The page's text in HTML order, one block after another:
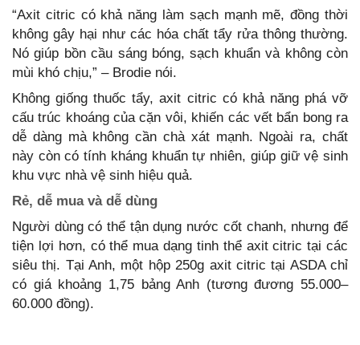
“Axit citric có khả năng làm sạch mạnh mẽ, đồng thời
không gây hại như các hóa chất tẩy rửa thông thường.
Nó giúp bồn cầu sáng bóng, sạch khuẩn và không còn
mùi khó chịu,” – Brodie nói.
Không giống thuốc tẩy, axit citric có khả năng phá vỡ
cấu trúc khoáng của cặn vôi, khiến các vết bẩn bong ra
dễ dàng mà không cần chà xát mạnh. Ngoài ra, chất
này còn có tính kháng khuẩn tự nhiên, giúp giữ vệ sinh
khu vực nhà vệ sinh hiệu quả.
Rẻ, dễ mua và dễ dùng
Người dùng có thể tận dụng nước cốt chanh, nhưng để
tiện lợi hơn, có thể mua dạng tinh thể axit citric tại các
siêu thị. Tại Anh, một hộp 250g axit citric tại ASDA chỉ
có giá khoảng 1,75 bảng Anh (tương đương 55.000–
60.000 đồng).